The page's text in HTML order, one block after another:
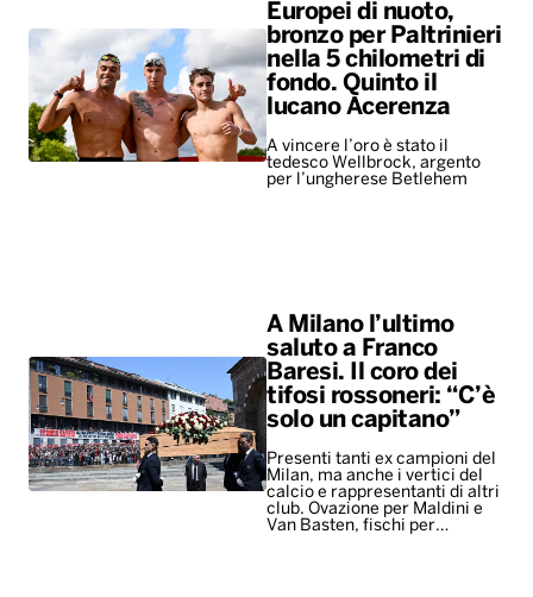
Europei di nuoto,
bronzo per Paltrinieri
nella 5 chilometri di
fondo. Quinto il
lucano Acerenza
A vincere l’oro è stato il
tedesco Wellbrock, argento
per l’ungherese Betlehem
A Milano l’ultimo
saluto a Franco
Baresi. Il coro dei
tifosi rossoneri: “C’è
solo un capitano”
Presenti tanti ex campioni del
Milan, ma anche i vertici del
calcio e rappresentanti di altri
club. Ovazione per Maldini e
Van Basten, fischi per…